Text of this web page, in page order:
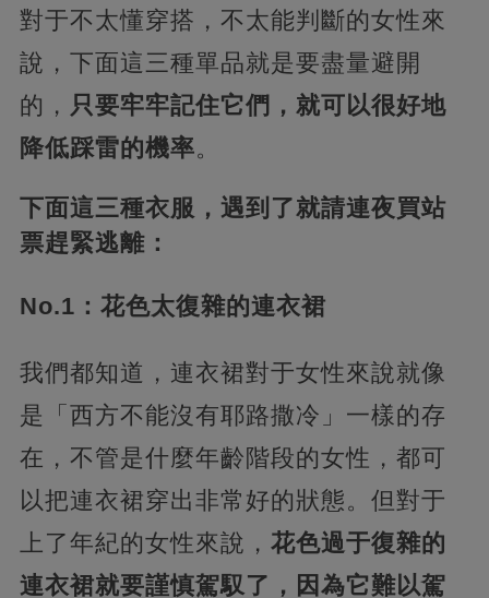
對于不太懂穿搭，不太能判斷的女性來
說，下面這三種單品就是要盡量避開
的， 只要牢牢記住它們，就可以很好地
降低踩雷的機率。
下面這三種衣服，遇到了就請連夜買站
票趕緊逃離：
No.1：花色太復雜的連衣裙
我們都知道，連衣裙對于女性來說就像
是「西方不能沒有耶路撒冷」一樣的存
在，不管是什麼年齡階段的女性，都可
以把連衣裙穿出非常好的狀態。但對于
上了年紀的女性來說， 花色過于復雜的
連衣裙就要謹慎駕馭了，因為它難以駕